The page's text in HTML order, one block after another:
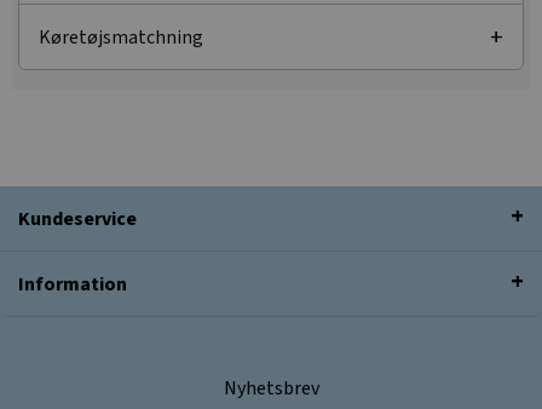
Køretøjsmatchning
Kundeservice
Information
Nyhetsbrev